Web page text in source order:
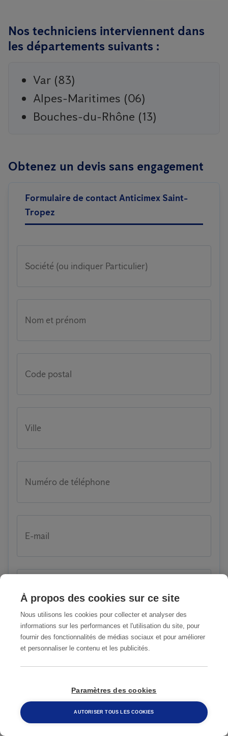
Nos techniciens interviennent dans
les départements suivants :
Var (83)
Alpes-Maritimes (06)
Bouches-du-Rhône (13)
Obtenez un devis sans engagement
Formulaire de contact Anticimex Saint-
Tropez
Société (ou indiquer Particulier)
Nom et prénom
Code postal
Ville
Numéro de téléphone
E-mail
Description du problème
À propos des cookies sur ce site
Nous utilisons les cookies pour collecter et analyser des
informations sur les performances et l'utilisation du site, pour
fournir des fonctionnalités de médias sociaux et pour améliorer
et personnaliser le contenu et les publicités.
Paramètres des cookies
AUTORISER TOUS LES COOKIES